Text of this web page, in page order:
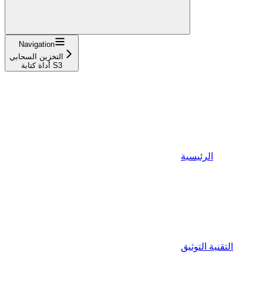
Navigation
التخزين السحابي
أداة كتابة S3
الرئيسية
التقنية التوثيق